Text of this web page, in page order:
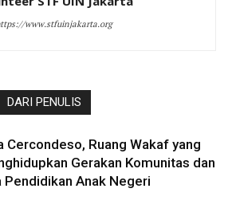
www.stfuinjakarta.org
DARI PENULIS
Cercondeso, Ruang Wakaf yang
Gerakan Komunitas dan
Pendidikan Anak Negeri